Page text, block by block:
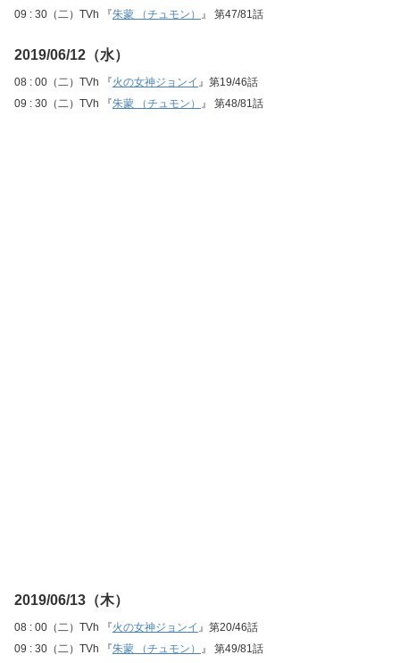
09 : 30（二）TVh 『朱蒙 （チュモン） 』 第47/81話
2019/06/12（水）
08 : 00（二）TVh 『火の女神ジョンイ 』第19/46話
09 : 30（二）TVh 『朱蒙 （チュモン） 』 第48/81話
2019/06/13（木）
08 : 00（二）TVh 『火の女神ジョンイ 』第20/46話
09 : 30（二）TVh 『朱蒙 （チュモン） 』 第49/81話